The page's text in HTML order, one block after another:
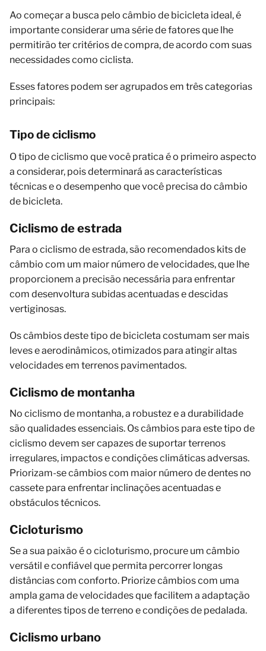
Ao começar a busca pelo câmbio de bicicleta ideal, é
importante considerar uma série de fatores que lhe
permitirão ter critérios de compra, de acordo com suas
necessidades como ciclista.
Esses fatores podem ser agrupados em três categorias
principais:
Tipo de ciclismo
O tipo de ciclismo que você pratica é o primeiro aspecto
a considerar, pois determinará as características
técnicas e o desempenho que você precisa do câmbio
de bicicleta.
Ciclismo de estrada
Para o ciclismo de estrada, são recomendados kits de
câmbio com um maior número de velocidades, que lhe
proporcionem a precisão necessária para enfrentar
com desenvoltura subidas acentuadas e descidas
vertiginosas.
Os câmbios deste tipo de bicicleta costumam ser mais
leves e aerodinâmicos, otimizados para atingir altas
velocidades em terrenos pavimentados.
Ciclismo de montanha
No ciclismo de montanha, a robustez e a durabilidade
são qualidades essenciais. Os câmbios para este tipo de
ciclismo devem ser capazes de suportar terrenos
irregulares, impactos e condições climáticas adversas.
Priorizam-se câmbios com maior número de dentes no
cassete para enfrentar inclinações acentuadas e
obstáculos técnicos.
Cicloturismo
Se a sua paixão é o cicloturismo, procure um câmbio
versátil e confiável que permita percorrer longas
distâncias com conforto. Priorize câmbios com uma
ampla gama de velocidades que facilitem a adaptação
a diferentes tipos de terreno e condições de pedalada.
Ciclismo urbano